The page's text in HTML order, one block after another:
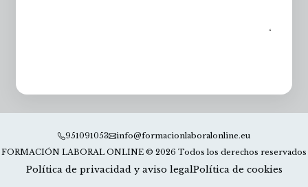
951091053
info@formacionlaboralonline.eu
FORMACIÓN LABORAL ONLINE © 2026 Todos los derechos reservados
Política de privacidad y aviso legalPolítica de cookies